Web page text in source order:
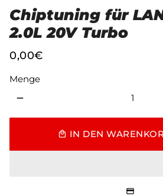
Chiptuning für
2.0L 20V Turbo
0,00€
Menge
remove
local_mall IN DEN